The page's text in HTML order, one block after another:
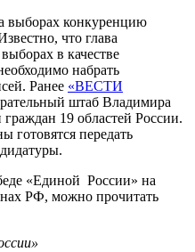
выборах конкуренцию
что глава
в качестве
набрать
Ранее «ВЕСТИ
штаб Владимира
19 областей России.
готовятся передать
«Единой России» на
РФ, можно прочитать